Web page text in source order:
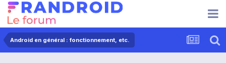
Android en général : fonctionnement, etc.